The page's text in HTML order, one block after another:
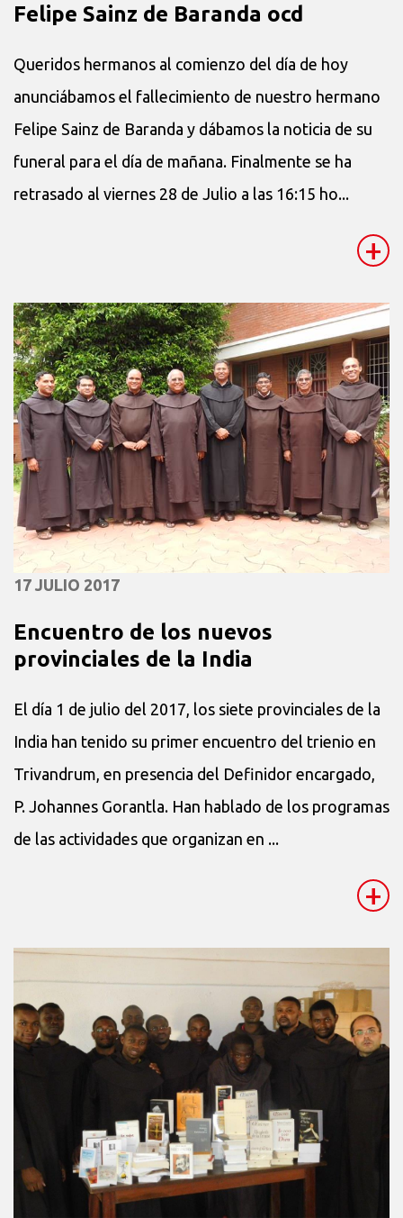
Felipe Sainz de Baranda ocd
Queridos hermanos al comienzo del día de hoy
anunciábamos el fallecimiento de nuestro hermano
Felipe Sainz de Baranda y dábamos la noticia de su
funeral para el día de mañana. Finalmente se ha
retrasado al viernes 28 de Julio a las 16:15 ho...
+
17 JULIO 2017
Encuentro de los nuevos
provinciales de la India
El día 1 de julio del 2017, los siete provinciales de la
India han tenido su primer encuentro del trienio en
Trivandrum, en presencia del Definidor encargado,
P. Johannes Gorantla. Han hablado de los programas
de las actividades que organizan en ...
+